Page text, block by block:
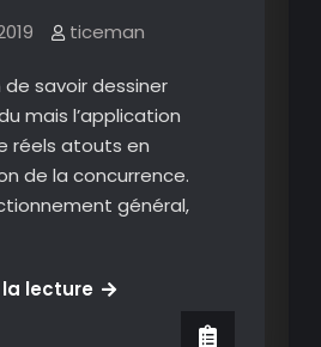
ticeman
savoir dessiner
mais l’application
réels atouts en
de la concurrence.
général,
lectureFlipaClip: